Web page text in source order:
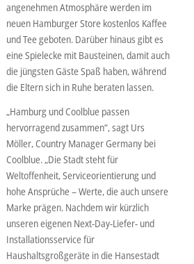
angenehmen Atmosphäre werden im
neuen Hamburger Store kostenlos Kaffee
und Tee geboten. Darüber hinaus gibt es
eine Spielecke mit Bausteinen, damit auch
die jüngsten Gäste Spaß haben, während
die Eltern sich in Ruhe beraten lassen.
„Hamburg und Coolblue passen
hervorragend zusammen“, sagt Urs
Möller, Country Manager Germany bei
Coolblue. „Die Stadt steht für
Weltoffenheit, Serviceorientierung und
hohe Ansprüche – Werte, die auch unsere
Marke prägen. Nachdem wir kürzlich
unseren eigenen Next-Day-Liefer- und
Installationsservice für
Haushaltsgroßgeräte in die Hansestadt